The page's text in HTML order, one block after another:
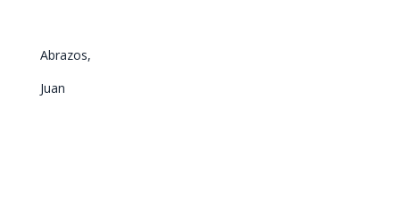
Abrazos,
Juan